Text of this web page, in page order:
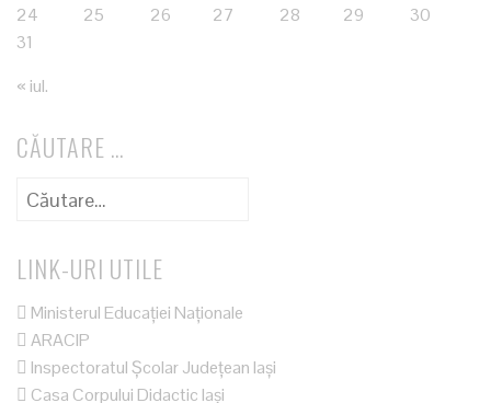
24
25 26 27 28 29
30
31
« iul.
CĂUTARE …
Caută
LINK-URI UTILE
Ministerul Educației Naționale
ARACIP
Inspectoratul Școlar Județean Iași
Casa Corpului Didactic Iași